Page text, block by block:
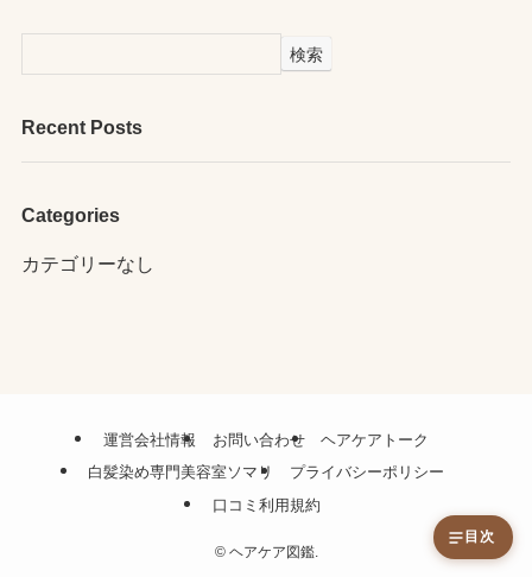
検索
Recent Posts
Categories
カテゴリーなし
運営会社情報 お問い合わせ
ヘアケアトーク
白髪染め専門美容室ソマリ
プライバシーポリシー
口コミ利用規約
©ヘアケア図鑑.
目次